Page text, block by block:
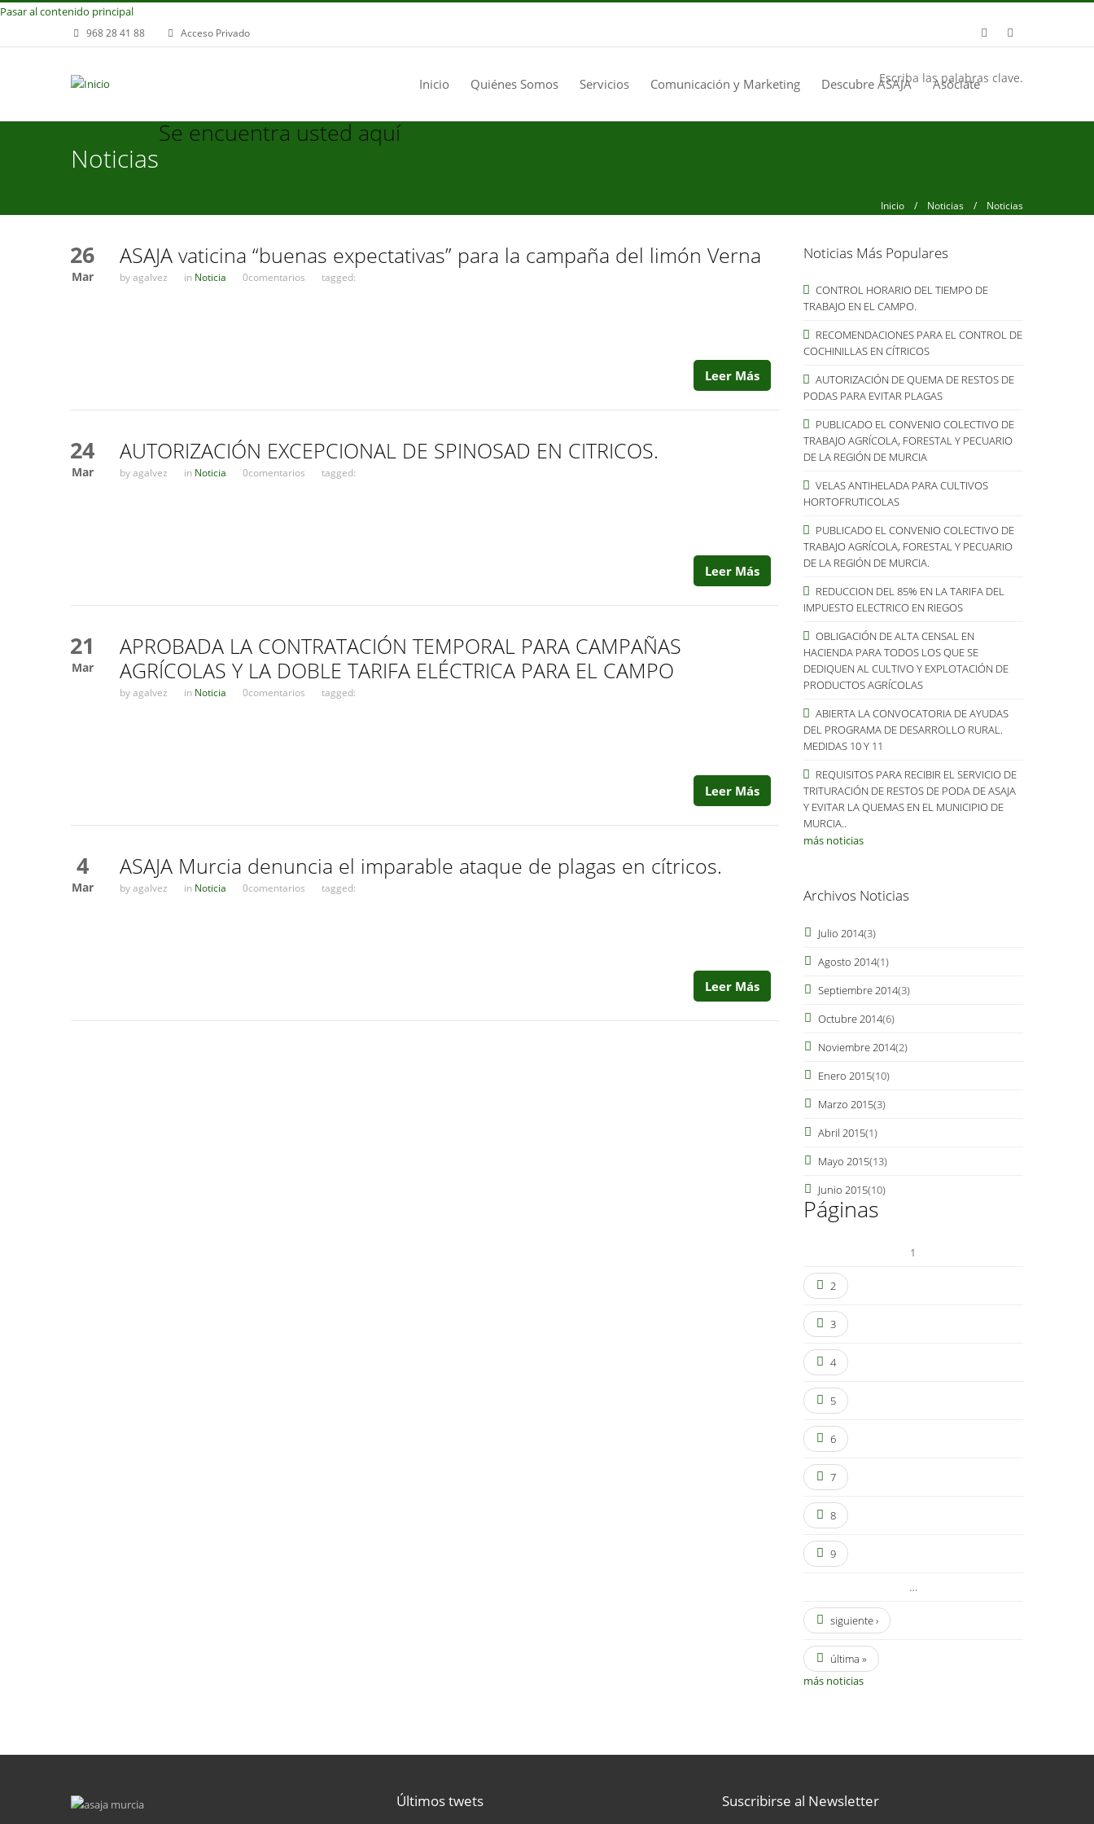
Pasar al contenido principal
968 28 41 88 Acceso Privado
Inicio Quiénes Somos Servicios Comunicación y Marketing Descubre ASAJA Asóciate
Escriba las palabras clave.
Noticias
Se encuentra usted aquí
Inicio / Noticias / Noticias
26
Mar
ASAJA vaticina “buenas expectativas” para la campaña del limón Verna
byagalvez in Noticia 0comentarios tagged:
Leer Más
24
Mar
AUTORIZACIÓN EXCEPCIONAL DE SPINOSAD EN CITRICOS.
byagalvez in Noticia 0comentarios tagged:
Leer Más
21
Mar
APROBADA LA CONTRATACIÓN TEMPORAL PARA CAMPAÑAS
AGRÍCOLAS Y LA DOBLE TARIFA ELÉCTRICA PARA EL CAMPO
byagalvez in Noticia 0comentarios tagged:
Leer Más
4
Mar
ASAJA Murcia denuncia el imparable ataque de plagas en cítricos.
byagalvez in Noticia 0comentarios tagged:
Leer Más
Noticias Más Populares
CONTROL HORARIO DEL TIEMPO DE
TRABAJO EN EL CAMPO.
RECOMENDACIONES PARA EL CONTROL DE
COCHINILLAS EN CÍTRICOS
AUTORIZACIÓN DE QUEMA DE RESTOS DE
PODAS PARA EVITAR PLAGAS
PUBLICADO EL CONVENIO COLECTIVO DE
TRABAJO AGRÍCOLA, FORESTAL Y PECUARIO
DE LA REGIÓN DE MURCIA
VELAS ANTIHELADA PARA CULTIVOS
HORTOFRUTICOLAS
PUBLICADO EL CONVENIO COLECTIVO DE
TRABAJO AGRÍCOLA, FORESTAL Y PECUARIO
DE LA REGIÓN DE MURCIA.
REDUCCION DEL 85% EN LA TARIFA DEL
IMPUESTO ELECTRICO EN RIEGOS
OBLIGACIÓN DE ALTA CENSAL EN
HACIENDA PARA TODOS LOS QUE SE
DEDIQUEN AL CULTIVO Y EXPLOTACIÓN DE
PRODUCTOS AGRÍCOLAS
ABIERTA LA CONVOCATORIA DE AYUDAS
DEL PROGRAMA DE DESARROLLO RURAL.
MEDIDAS 10 Y 11
REQUISITOS PARA RECIBIR EL SERVICIO DE
TRITURACIÓN DE RESTOS DE PODA DE ASAJA
Y EVITAR LA QUEMAS EN EL MUNICIPIO DE
MURCIA..
más noticias
Archivos Noticias
Julio 2014(3)
Agosto 2014(1)
Septiembre 2014(3)
Octubre 2014(6)
Noviembre 2014(2)
Enero 2015(10)
Marzo 2015(3)
Abril 2015(1)
Mayo 2015(13)
Junio 2015(10)
Páginas
1
2
3
4
5
6
7
8
9
…
siguiente ›
última »
más noticias
Últimos twets Suscribirse al Newsletter